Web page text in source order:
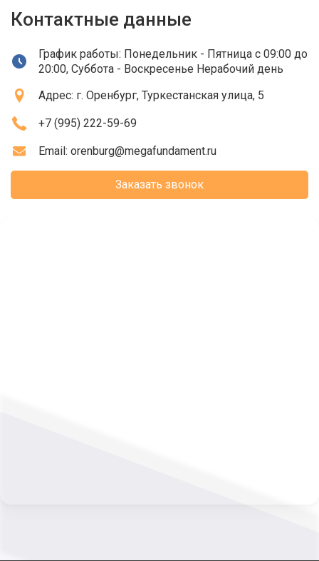
Контактные данные
График работы: Понедельник - Пятница с 09:00 до
20:00, Суббота - Воскресенье Нерабочий день
Адрес: г. Оренбург, Туркестанская улица, 5
+7 (995) 222-59-69
Email: orenburg@megafundament.ru
Заказать звонок